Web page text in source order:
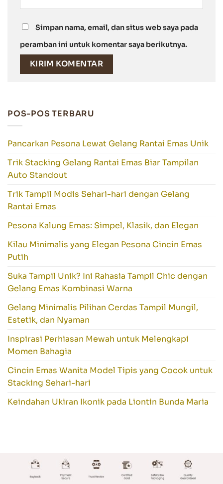
Simpan nama, email, dan situs web saya pada
peramban ini untuk komentar saya berikutnya.
POS-POS TERBARU
Pancarkan Pesona Lewat Gelang Rantai Emas Unik
Trik Stacking Gelang Rantai Emas Biar Tampilan
Auto Standout
Trik Tampil Modis Sehari-hari dengan Gelang
Rantai Emas
Pesona Kalung Emas: Simpel, Klasik, dan Elegan
Kilau Minimalis yang Elegan Pesona Cincin Emas
Putih
Suka Tampil Unik? Ini Rahasia Tampil Chic dengan
Gelang Emas Kombinasi Warna
Gelang Minimalis Pilihan Cerdas Tampil Mungil,
Estetik, dan Nyaman
Inspirasi Perhiasan Mewah untuk Melengkapi
Momen Bahagia
Cincin Emas Wanita Model Tipis yang Cocok untuk
Stacking Sehari-hari
Keindahan Ukiran Ikonik pada Liontin Bunda Maria